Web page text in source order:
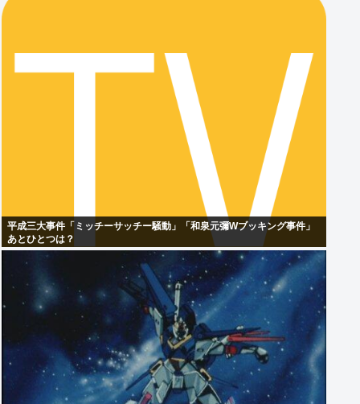
平成三大事件「ミッチーサッチー騒動」「和泉元彌Wブッキング事件」
あとひとつは？